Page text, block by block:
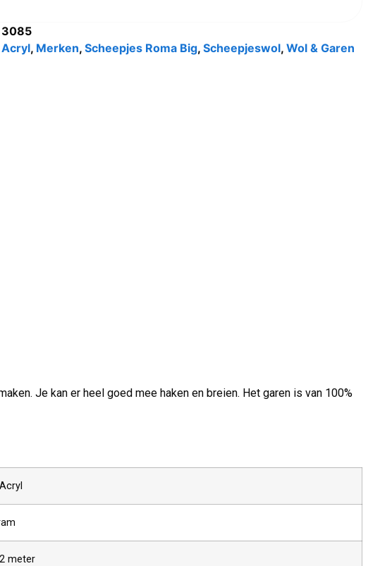
3085
Acryl, Merken, Scheepjes Roma Big, Scheepjeswol, Wol & Garen
Je kan er heel goed mee haken en breien. Het garen is van 100%
meter